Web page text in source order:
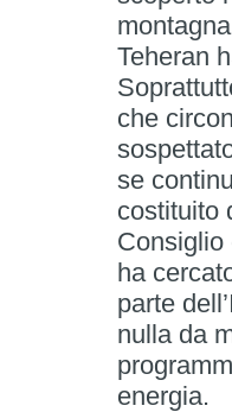
Teheran
che
se
costituito
Consiglio
ha
parte
nulla da
energia.